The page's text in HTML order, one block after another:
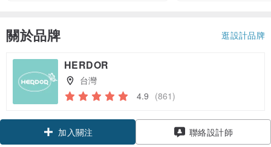
關於品牌 逛設計品牌
HERDOR
台灣
4.9 (861)
加入關注
聯絡設計師